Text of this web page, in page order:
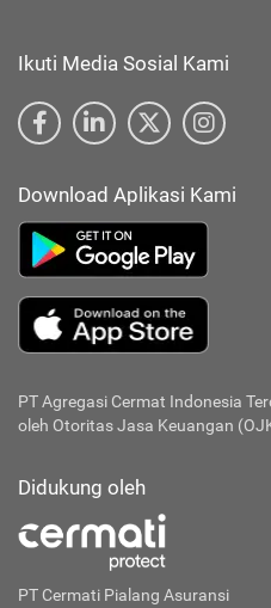
Ikuti Media Sosial Kami
Download Aplikasi Kami
PT Agregasi Cermat Indonesia
oleh Otoritas Jasa Keuangan
Didukung oleh
PT Cermati Pialang Asuransi